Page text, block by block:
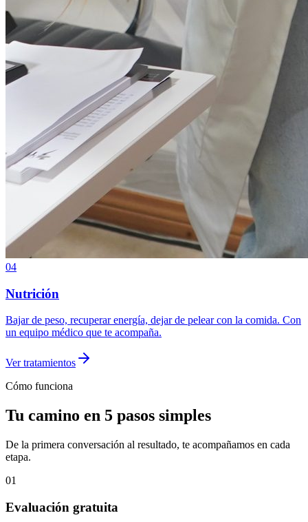
04
Nutrición
Bajar de peso, recuperar energía, dejar de pelear con la comida. Con
un equipo médico que te acompaña.
Ver tratamientos
Cómo funciona
Tu camino en 5 pasos simples
De la primera conversación al resultado, te acompañamos en cada
etapa.
01
Evaluación gratuita